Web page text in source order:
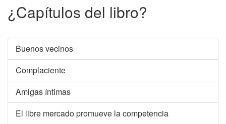
¿Capítulos del libro?
Buenos vecinos
Complaciente
Amigas íntimas
El libre mercado promueve la competencia